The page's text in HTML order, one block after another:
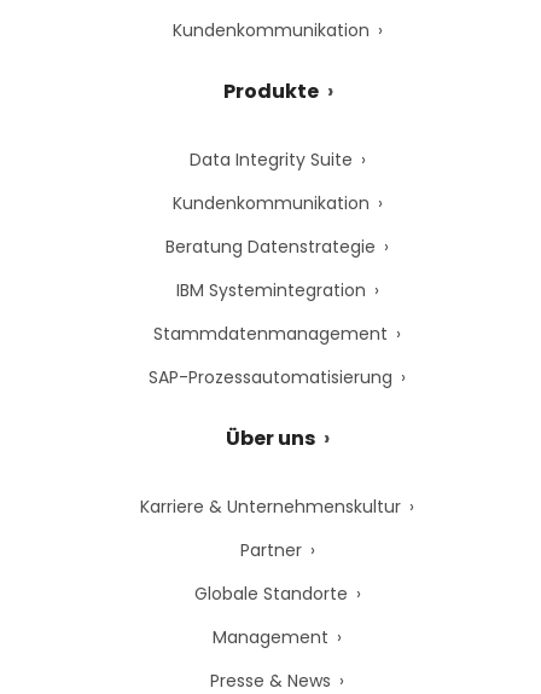
Kundenkommunikation
Produkte
Data Integrity Suite
Kundenkommunikation
Beratung Datenstrategie
IBM Systemintegration
Stammdatenmanagement
SAP-Prozessautomatisierung
Über uns
Karriere & Unternehmenskultur
Partner
Globale Standorte
Management
Presse & News